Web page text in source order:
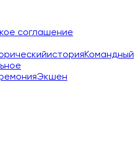
соглашение
историяКомандный
Экшен